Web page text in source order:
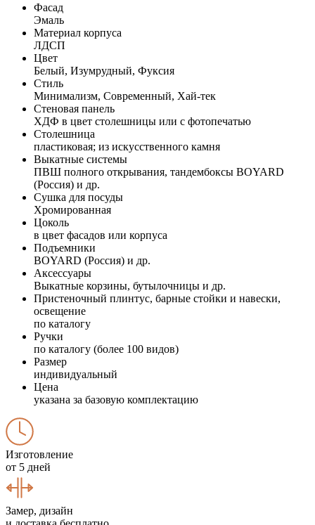
Фасад
Эмаль
Материал корпуса
ЛДСП
Цвет
Белый, Изумрудный, Фуксия
Стиль
Минимализм, Современный, Хай-тек
Стеновая панель
ХДФ в цвет столешницы или с фотопечатью
Столешница
пластиковая; из искусственного камня
Выкатные системы
ПВШ полного открывания, тандембоксы BOYARD
(Россия) и др.
Сушка для посуды
Хромированная
Цоколь
в цвет фасадов или корпуса
Подъемники
BOYARD (Россия) и др.
Аксессуары
Выкатные корзины, бутылочницы и др.
Пристеночный плинтус, барные стойки и навески,
освещение
по каталогу
Ручки
по каталогу (более 100 видов)
Размер
индивидуальный
Цена
указана за базовую комплектацию
Изготовление
от 5 дней
Замер, дизайн